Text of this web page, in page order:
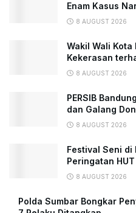
Enam Kasus
8 AUGUST 2026
Wakil Wali
Kekerasan
8 AUGUST 2026
PERSIB
dan Galang
8 AUGUST 2026
Festival Seni di
Peringatan
8 AUGUST 2026
Polda Sumbar Bongkar